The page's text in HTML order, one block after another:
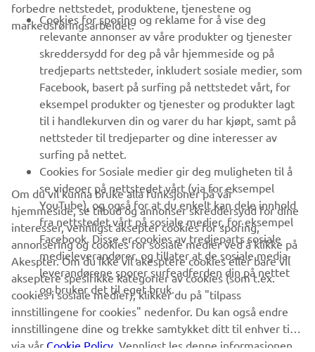
B2B
UTFORSK YAMAHA
FAQ & SUPPORT
NYHETSBREV
Vær den første til å lære om de siste tilbudene, spesielle
arrangementer, nye utgivelser og mye mer
ABONNER
Les vår personvernerklæring for å lære hvordan vi behandler dine
personopplysninger:
Retningslinjer for Personvern
Norway (Norwegian)
forbedre nettstedet, produktene, tjenestene og
markedsføringsarbeidet.
Cookies for sporing og reklame for å vise deg
relevante annonser av våre produkter og tjenester
skreddersydd for deg på vår hjemmeside og på
tredjeparts nettsteder, inkludert sosiale medier, som
Facebook, basert på surfing på nettstedet vårt, for
eksempel produkter og tjenester og produkter lagt
til i handlekurven din og varer du har kjøpt, samt på
nettsteder til tredjeparter og dine interesser av
surfing på nettet.
Cookies for Sosiale medier gir deg muligheten til å
se videoer på nettstedet vårt (via for eksempel
YouTube), og også for at du enkelt kan dele innhold
fra nettstedet vårt på sosiale medier, for eksempel
Facebook. Disse er cookies av tredjeparts sosiale
medieleverandører, og tillater at de sosiale media-
leverandørene sporer surfeadferden din på nettet
og bruker det til eget bruk.
Om du vil kunna bruke alla funksjoner på vår
hjemmeside, se tilbud og annonser skreddersydd for dine
interesser, vennligst aksepter cookies for sporing,
annonsering og cookies for sosiale medier ved å klikke på
Akespter. Om du ikke vil akesptere cookies eller bare vil
akseptere spesifikke kategorier av cookies (som t.ex.
cookies i sosiale medier), klikker du på "tilpass
innstillingene for cookies" nedenfor. Du kan også endre
innstillingene dine og trekke samtykket ditt til enhver tid
via vår Cookie Policy . Vennligst les denne informasjonen